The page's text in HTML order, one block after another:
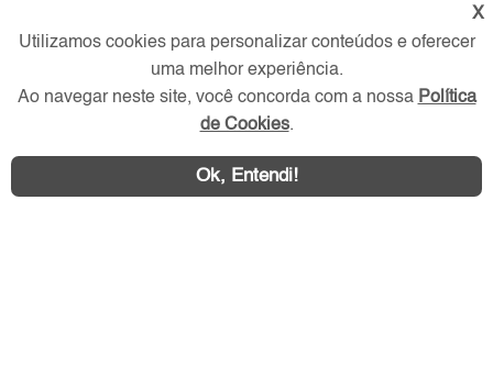
Redes Sociais
X
Utilizamos cookies para personalizar conteúdos e oferecer
uma melhor experiência.
Ao navegar neste site, você concorda com a nossa Política
de Cookies.
Ok, Entendi!